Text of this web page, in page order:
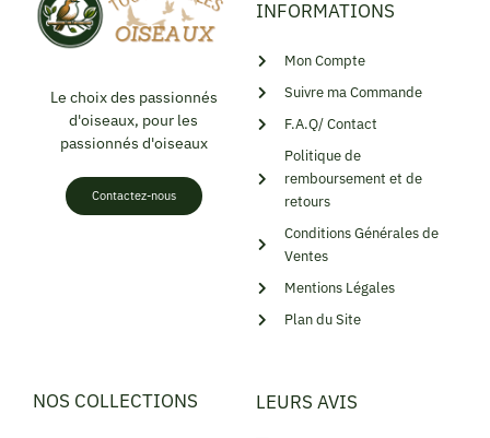
Le choix des passionnés
d'oiseaux, pour les
passionnés d'oiseaux
Contactez-nous
INFORMATIONS
Mon Compte
Suivre ma Commande
F.A.Q/ Contact
Politique de
remboursement et de
retours
Conditions Générales de
Ventes
Mentions Légales
Plan du Site
NOS COLLECTIONS LEURS AVIS